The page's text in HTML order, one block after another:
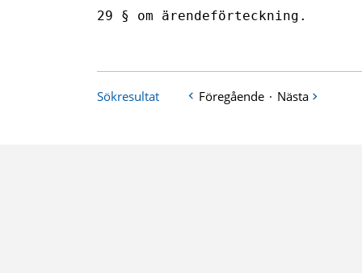
29 § om ärendeförteckning.
Sökresultat Föregående · Nästa